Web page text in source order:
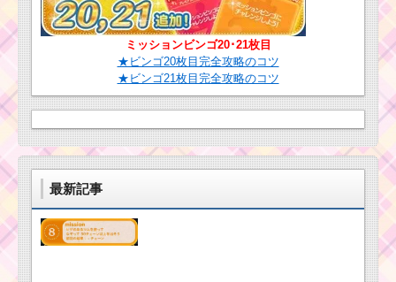
ツムツム シンデレラ
イベントのマジカルパ
ーティーでポイント大
量ゲット方法
白色のツムを合
計480個消すミッ
ションを攻略す
るツム
ミッションビンゴ20･21枚目
★ビンゴ20枚目完全攻略のコツ
★ビンゴ21枚目完全攻略のコツ
最新記事